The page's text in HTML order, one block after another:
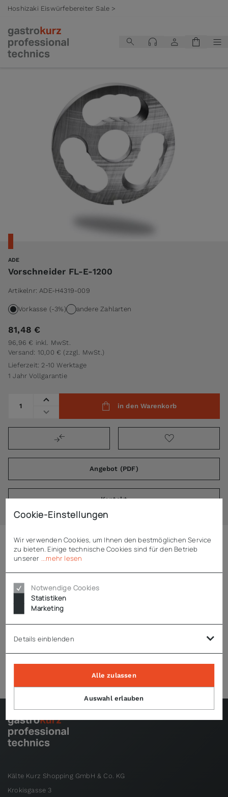
Hoshizaki Eiswürfebereiter Sale >
ADE
Vorschneider FL-E-1200
Artikelnr: ADE-H4319-009
Vorkasse (-3%) andere Zahlarten
81,48 €
96,96 € inkl. MwSt.
Versand: 10,00 € (zzgl. MwSt.)
Lieferzeit: 2-10 Werktage
1 Jahr Vollgarantie
in den Warenkorb
Angebot (PDF)
Kontakt
Beschreibung
ADE Vorschneider FL-E-1200
Vorschneider passend für ADE Fleischwolf FL-E-1200
Technische Daten
Kälte Kurz Shopping GmbH & Co. KG
Krokisgasse 3
Cookie-Einstellungen
Wir verwenden Cookies, um Ihnen den bestmöglichen Service
zu bieten. Einige technische Cookies sind für den Betrieb
unserer ...mehr lesen
Notwendige Cookies
Statistiken
Marketing
Details einblenden
Auswahl erlauben
Alle zulassen